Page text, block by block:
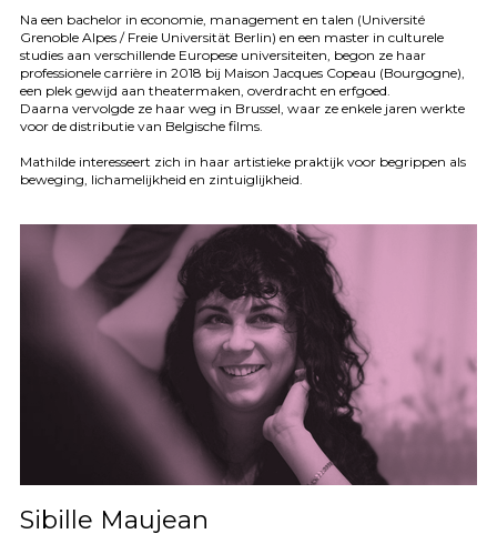
Na een bachelor in economie, management en talen (Université
Grenoble Alpes / Freie Universität Berlin) en een master in culturele
studies aan verschillende Europese universiteiten, begon ze haar
professionele carrière in 2018 bij Maison Jacques Copeau (Bourgogne),
een plek gewijd aan theatermaken, overdracht en erfgoed.
Daarna vervolgde ze haar weg in Brussel, waar ze enkele jaren werkte
voor de distributie van Belgische films.
Mathilde interesseert zich in haar artistieke praktijk voor begrippen als
beweging, lichamelijkheid en zintuiglijkheid.
Sibille Maujean